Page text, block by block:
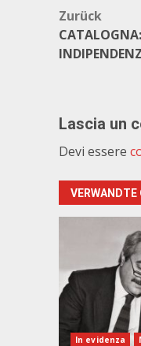
Zurück
Lascia un
Devi essere
VERWANDTE
In evidenza